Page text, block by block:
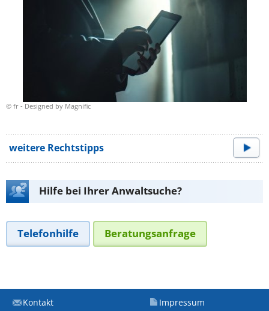
© fr - Designed by Magnific
weitere Rechtstipps
Hilfe bei Ihrer Anwaltsuche?
Telefonhilfe Beratungsanfrage
Kontakt Impressum